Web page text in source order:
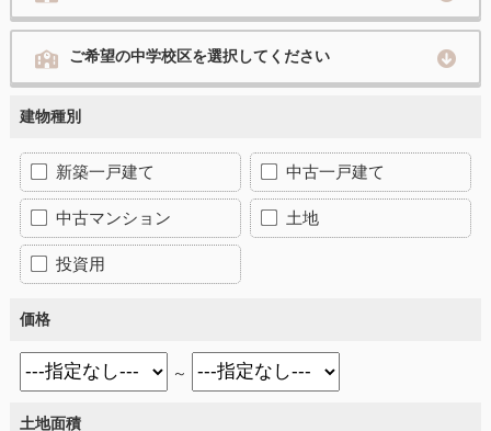
ご希望の中学校区を選択してください
建物種別
新築一戸建て 中古一戸建て
中古マンション 土地
投資用
価格
～
土地面積